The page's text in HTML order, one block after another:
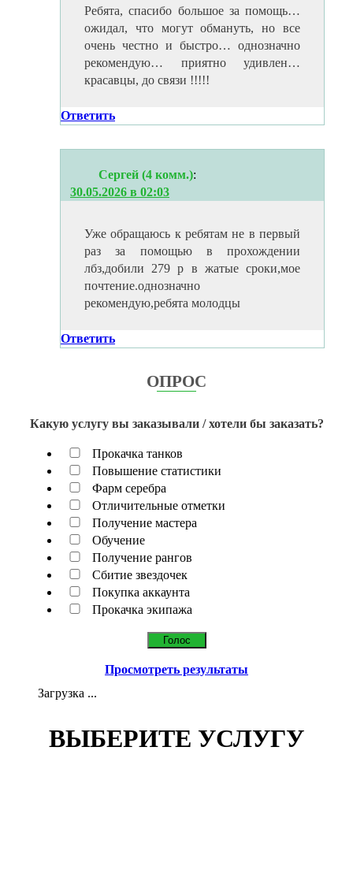
Ребята, спасибо большое за помощь…
ожидал, что могут обмануть, но все
очень честно и быстро… однозначно
рекомендую… приятно удивлен…
красавцы, до связи !!!!!
Ответить
Сергей (4 комм.):
30.05.2026 в 02:03
Уже обращаюсь к ребятам не в первый
раз за помощью в прохождении
лбз,добили 279 р в жатые сроки,мое
почтение.однозначно
рекомендую,ребята молодцы
Ответить
ОПРОС
Какую услугу вы заказывали / хотели бы заказать?
Прокачка танков
Повышение статистики
Фарм серебра
Отличительные отметки
Получение мастера
Обучение
Получение рангов
Сбитие звездочек
Покупка аккаунта
Прокачка экипажа
Просмотреть результаты
Загрузка ...
ВЫБЕРИТЕ УСЛУГУ